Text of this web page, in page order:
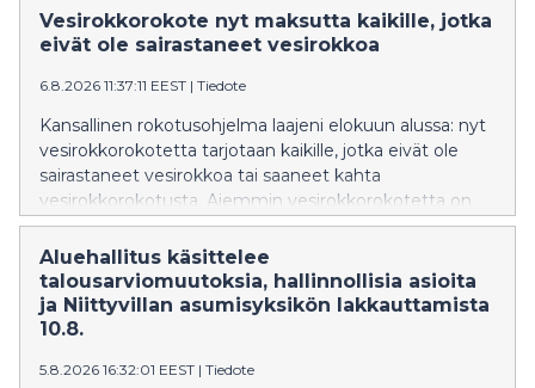
hyväksymistä ja toteutusvaiheen käynnistämistä sekä
Kaupin yliopistollisen sosiaali- ja terveysaseman
toimitilajaosto myös päättää kokonaisuuksien
Vesirokkorokote nyt maksutta kaikille, jotka
eivät ole sairastaneet vesirokkoa
6.8.2026 11:37:11 EEST | Tiedote
Kansallinen rokotusohjelma laajeni elokuun alussa: nyt
vesirokkorokotetta tarjotaan kaikille, jotka eivät ole
sairastaneet vesirokkoa tai saaneet kahta
vesirokkorokotusta. Aiemmin vesirokkorokotetta on
tarjottu osana kansallista rokotusohjelmaa vuonna
2006 tai sen jälkeen syntyneille. Sitä ennen joillekin
lapsille rokote on annettu omakustanteisesti.
Aluehallitus käsittelee
talousarviomuutoksia, hallinnollisia asioita
ja Niittyvillan asumisyksikön lakkauttamista
10.8.
5.8.2026 16:32:01 EEST | Tiedote